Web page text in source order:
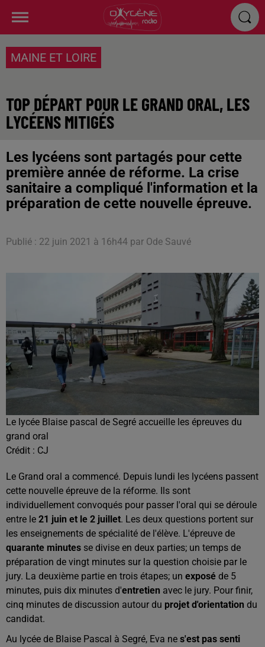
MAINE ET LOIRE
TOP DÉPART POUR LE GRAND ORAL, LES
LYCÉENS MITIGÉS
Les lycéens sont partagés pour cette
première année de réforme. La crise
sanitaire a compliqué l'information et la
préparation de cette nouvelle épreuve.
Publié : 22 juin 2021 à 16h44 par Ode Sauvé
Le lycée Blaise pascal de Segré accueille les épreuves du
grand oral
Crédit : CJ
Le Grand oral a commencé. Depuis lundi les lycéens passent
cette nouvelle épreuve de la réforme. Ils sont
individuellement convoqués pour passer l'oral qui se déroule
entre le 21 juin et le 2 juillet. Les deux questions portent sur
les enseignements de spécialité de l'élève. L'épreuve de
quarante minutes se divise en deux parties; un temps de
préparation de vingt minutes sur la question choisie par le
jury. La deuxième partie en trois étapes; un exposé de 5
minutes, puis dix minutes d'entretien avec le jury. Pour finir,
cinq minutes de discussion autour du projet d'orientation du
candidat.
Au lycée de Blaise Pascal à Segré, Eva ne s'est pas senti